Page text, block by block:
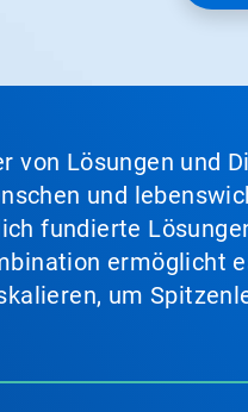
Lösungen und
und
fundierte
ermöglicht
um